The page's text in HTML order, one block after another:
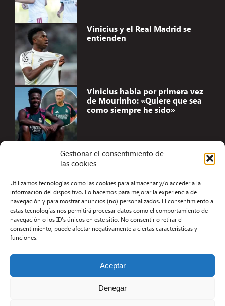
Gestionar el consentimiento de
las cookies
Utilizamos tecnologías como las cookies para almacenar y/o acceder a la
información del dispositivo. Lo hacemos para mejorar la experiencia de
navegación y para mostrar anuncios (no) personalizados. El consentimiento a
estas tecnologías nos permitirá procesar datos como el comportamiento de
navegación o los ID's únicos en este sitio. No consentir o retirar el
consentimiento, puede afectar negativamente a ciertas características y
funciones.
Aceptar
Denegar
Vinicius y el Real Madrid se
entienden
Vinicius habla por primera vez
de Mourinho: «Quiere que sea
como siempre he sido»
Aviso Legal
Términos y condiciones
Política de privacidad
Contacto
Desarrollo Web por Kiwop